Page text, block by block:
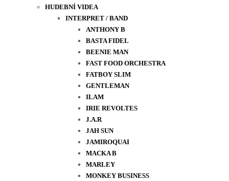
HUDEBNÍ VIDEA
INTERPRET / BAND
ANTHONY B
BASTA FIDEL
BEENIE MAN
FAST FOOD ORCHESTRA
FATBOY SLIM
GENTLEMAN
ILAM
IRIE REVOLTES
J.A.R
JAH SUN
JAMIROQUAI
MACKA B
MARLEY
MONKEY BUSINESS